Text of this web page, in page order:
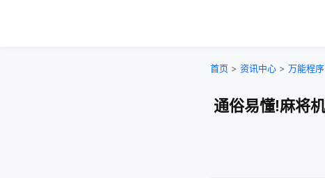
首页 > 资讯中心 > 万能程序
通俗易懂!麻将